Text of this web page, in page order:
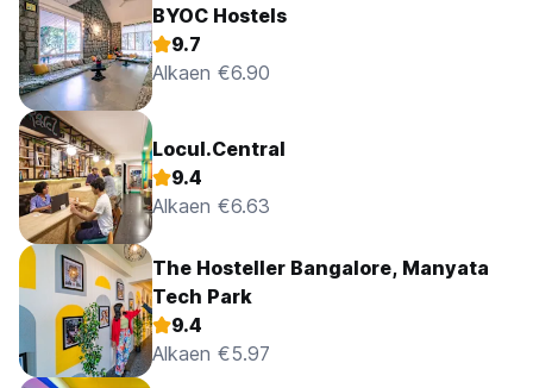
BYOC Hostels
9.7
Alkaen €6.90
Locul.Central
9.4
Alkaen €6.63
The Hosteller Bangalore, Manyata
Tech Park
9.4
Alkaen €5.97